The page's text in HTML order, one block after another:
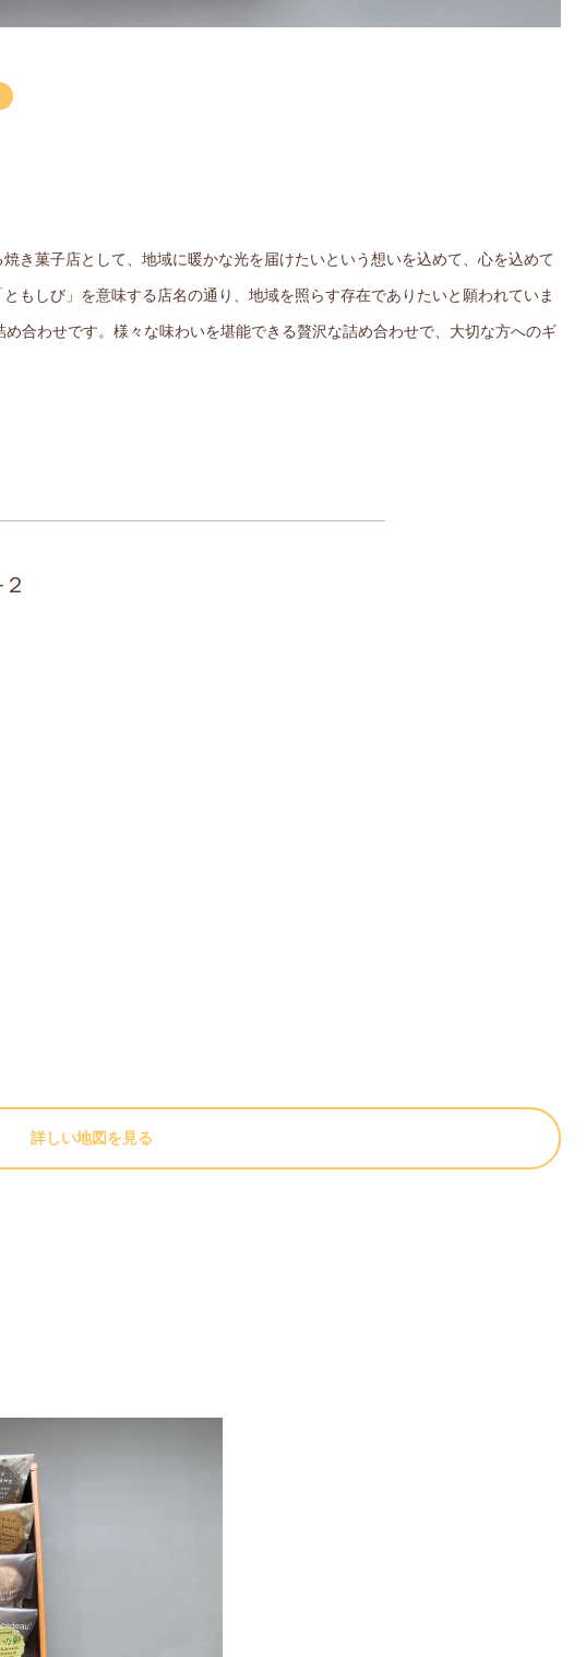
き菓子店として、地域に暖かな光を届けたいという想いを込めて、心を込めて
もしび」を意味する店名の通り、地域を照らす存在でありたいと願われていま
合わせです。様々な味わいを堪能できる贅沢な詰め合わせで、大切な方へのギ
詳しい地図を見る